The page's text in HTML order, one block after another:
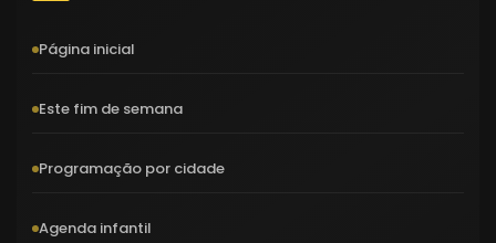
Página inicial
Este fim de semana
Programação por cidade
Agenda infantil